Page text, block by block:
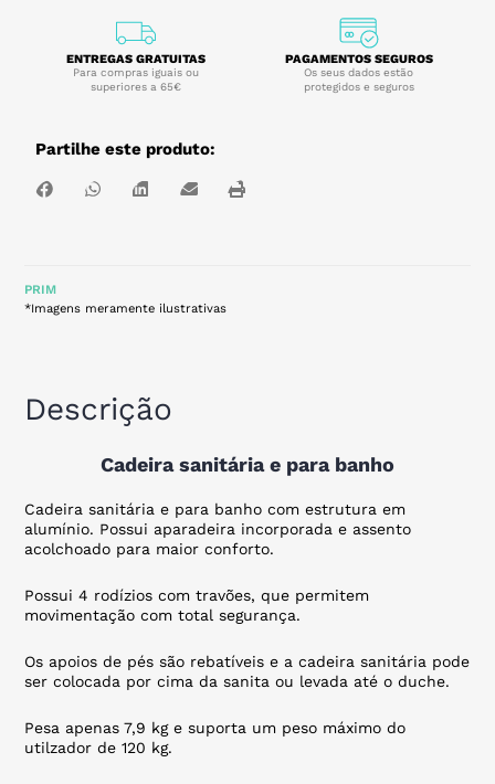
ENTREGAS GRATUITAS
Para compras iguais ou
superiores a 65€
PAGAMENTOS SEGUROS
Os seus dados estão
protegidos e seguros
Partilhe este produto:
PRIM
*Imagens meramente ilustrativas
Descrição
Cadeira sanitária e para banho
Cadeira sanitária e para banho com estrutura em
alumínio. Possui aparadeira incorporada e assento
acolchoado para maior conforto.
Possui 4 rodízios com travões, que permitem
movimentação com total segurança.
Os apoios de pés são rebatíveis e a cadeira sanitária pode
ser colocada por cima da sanita ou levada até o duche.
Pesa apenas 7,9 kg e suporta um peso máximo do
utilzador de 120 kg.